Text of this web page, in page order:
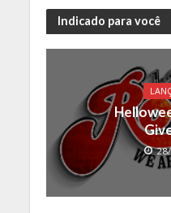
Indicado para você